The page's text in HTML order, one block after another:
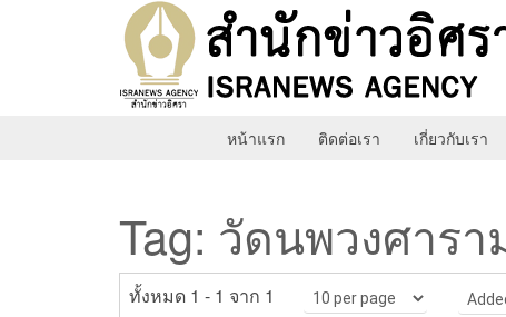
หน้าแรก ติดต่อเรา เกี่ยวกับเรา
Tag: วัดนพวงศารา
ทั้งหมด 1 - 1 จาก 1 10 per page